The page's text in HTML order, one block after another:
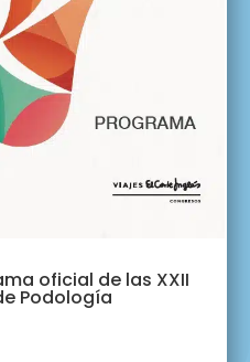
oficial de las XXII
Podología